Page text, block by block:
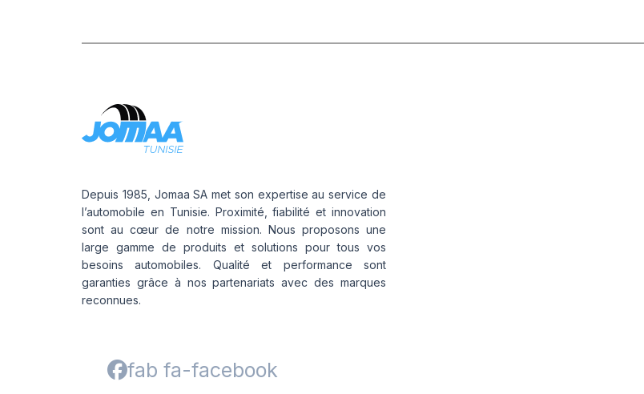
Depuis 1985, Jomaa SA met son expertise au service de
l’automobile en Tunisie. Proximité, fiabilité et innovation
sont au cœur de notre mission. Nous proposons une
large gamme de produits et solutions pour tous vos
besoins automobiles. Qualité et performance sont
garanties grâce à nos partenariats avec des marques
reconnues.
fab fa-facebook